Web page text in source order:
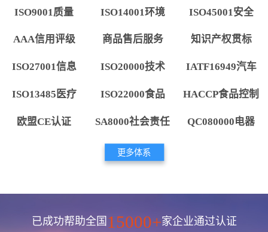
ISO9001质量 ISO14001环境 ISO45001安全
AAA信用评级 商品售后服务 知识产权贯标
ISO27001信息 ISO20000技术 IATF16949汽车
ISO13485医疗 ISO22000食品 HACCP食品控制
欧盟CE认证 SA8000社会责任 QC080000电器
更多体系
已成功帮助全国 15000+家企业通过认证